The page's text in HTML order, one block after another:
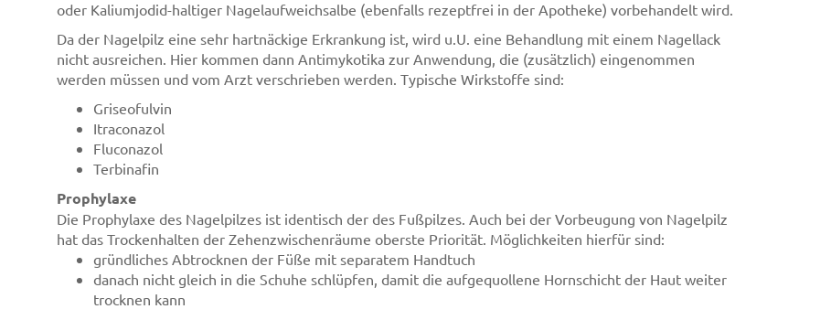
oder Kaliumjodid-haltiger Nagelaufweichsalbe (ebenfalls rezeptfrei in der Apotheke) vorbehandelt wird.
Da der Nagelpilz eine sehr hartnäckige Erkrankung ist, wird u.U. eine Behandlung mit einem Nagellack
nicht ausreichen. Hier kommen dann Antimykotika zur Anwendung, die (zusätzlich) eingenommen
werden müssen und vom Arzt verschrieben werden. Typische Wirkstoffe sind:
Griseofulvin
Itraconazol
Fluconazol
Terbinafin
Prophylaxe
Die Prophylaxe des Nagelpilzes ist identisch der des Fußpilzes. Auch bei der Vorbeugung von Nagelpilz
hat das Trockenhalten der Zehenzwischenräume oberste Priorität. Möglichkeiten hierfür sind:
gründliches Abtrocknen der Füße mit separatem Handtuch
danach nicht gleich in die Schuhe schlüpfen, damit die aufgequollene Hornschicht der Haut weiter
trocknen kann